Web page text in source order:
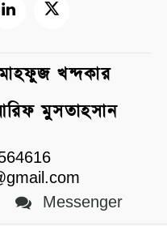
খন্দকার
মুসতাহসান
Messenger